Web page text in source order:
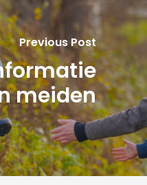
Previous Post
meiden